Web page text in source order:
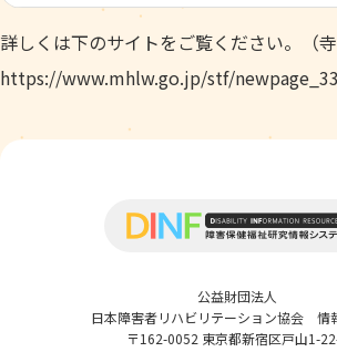
詳しくは下のサイトをご覧ください。（寺
https://www.mhlw.go.jp/stf/
公益財団法人
日本障害者リハビリテーション協会 情
〒162-0052 東京都新宿区戸山1-